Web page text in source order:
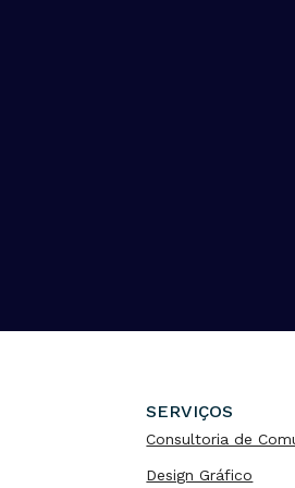
SERVIÇOS
Consultoria de
Design Gráfico